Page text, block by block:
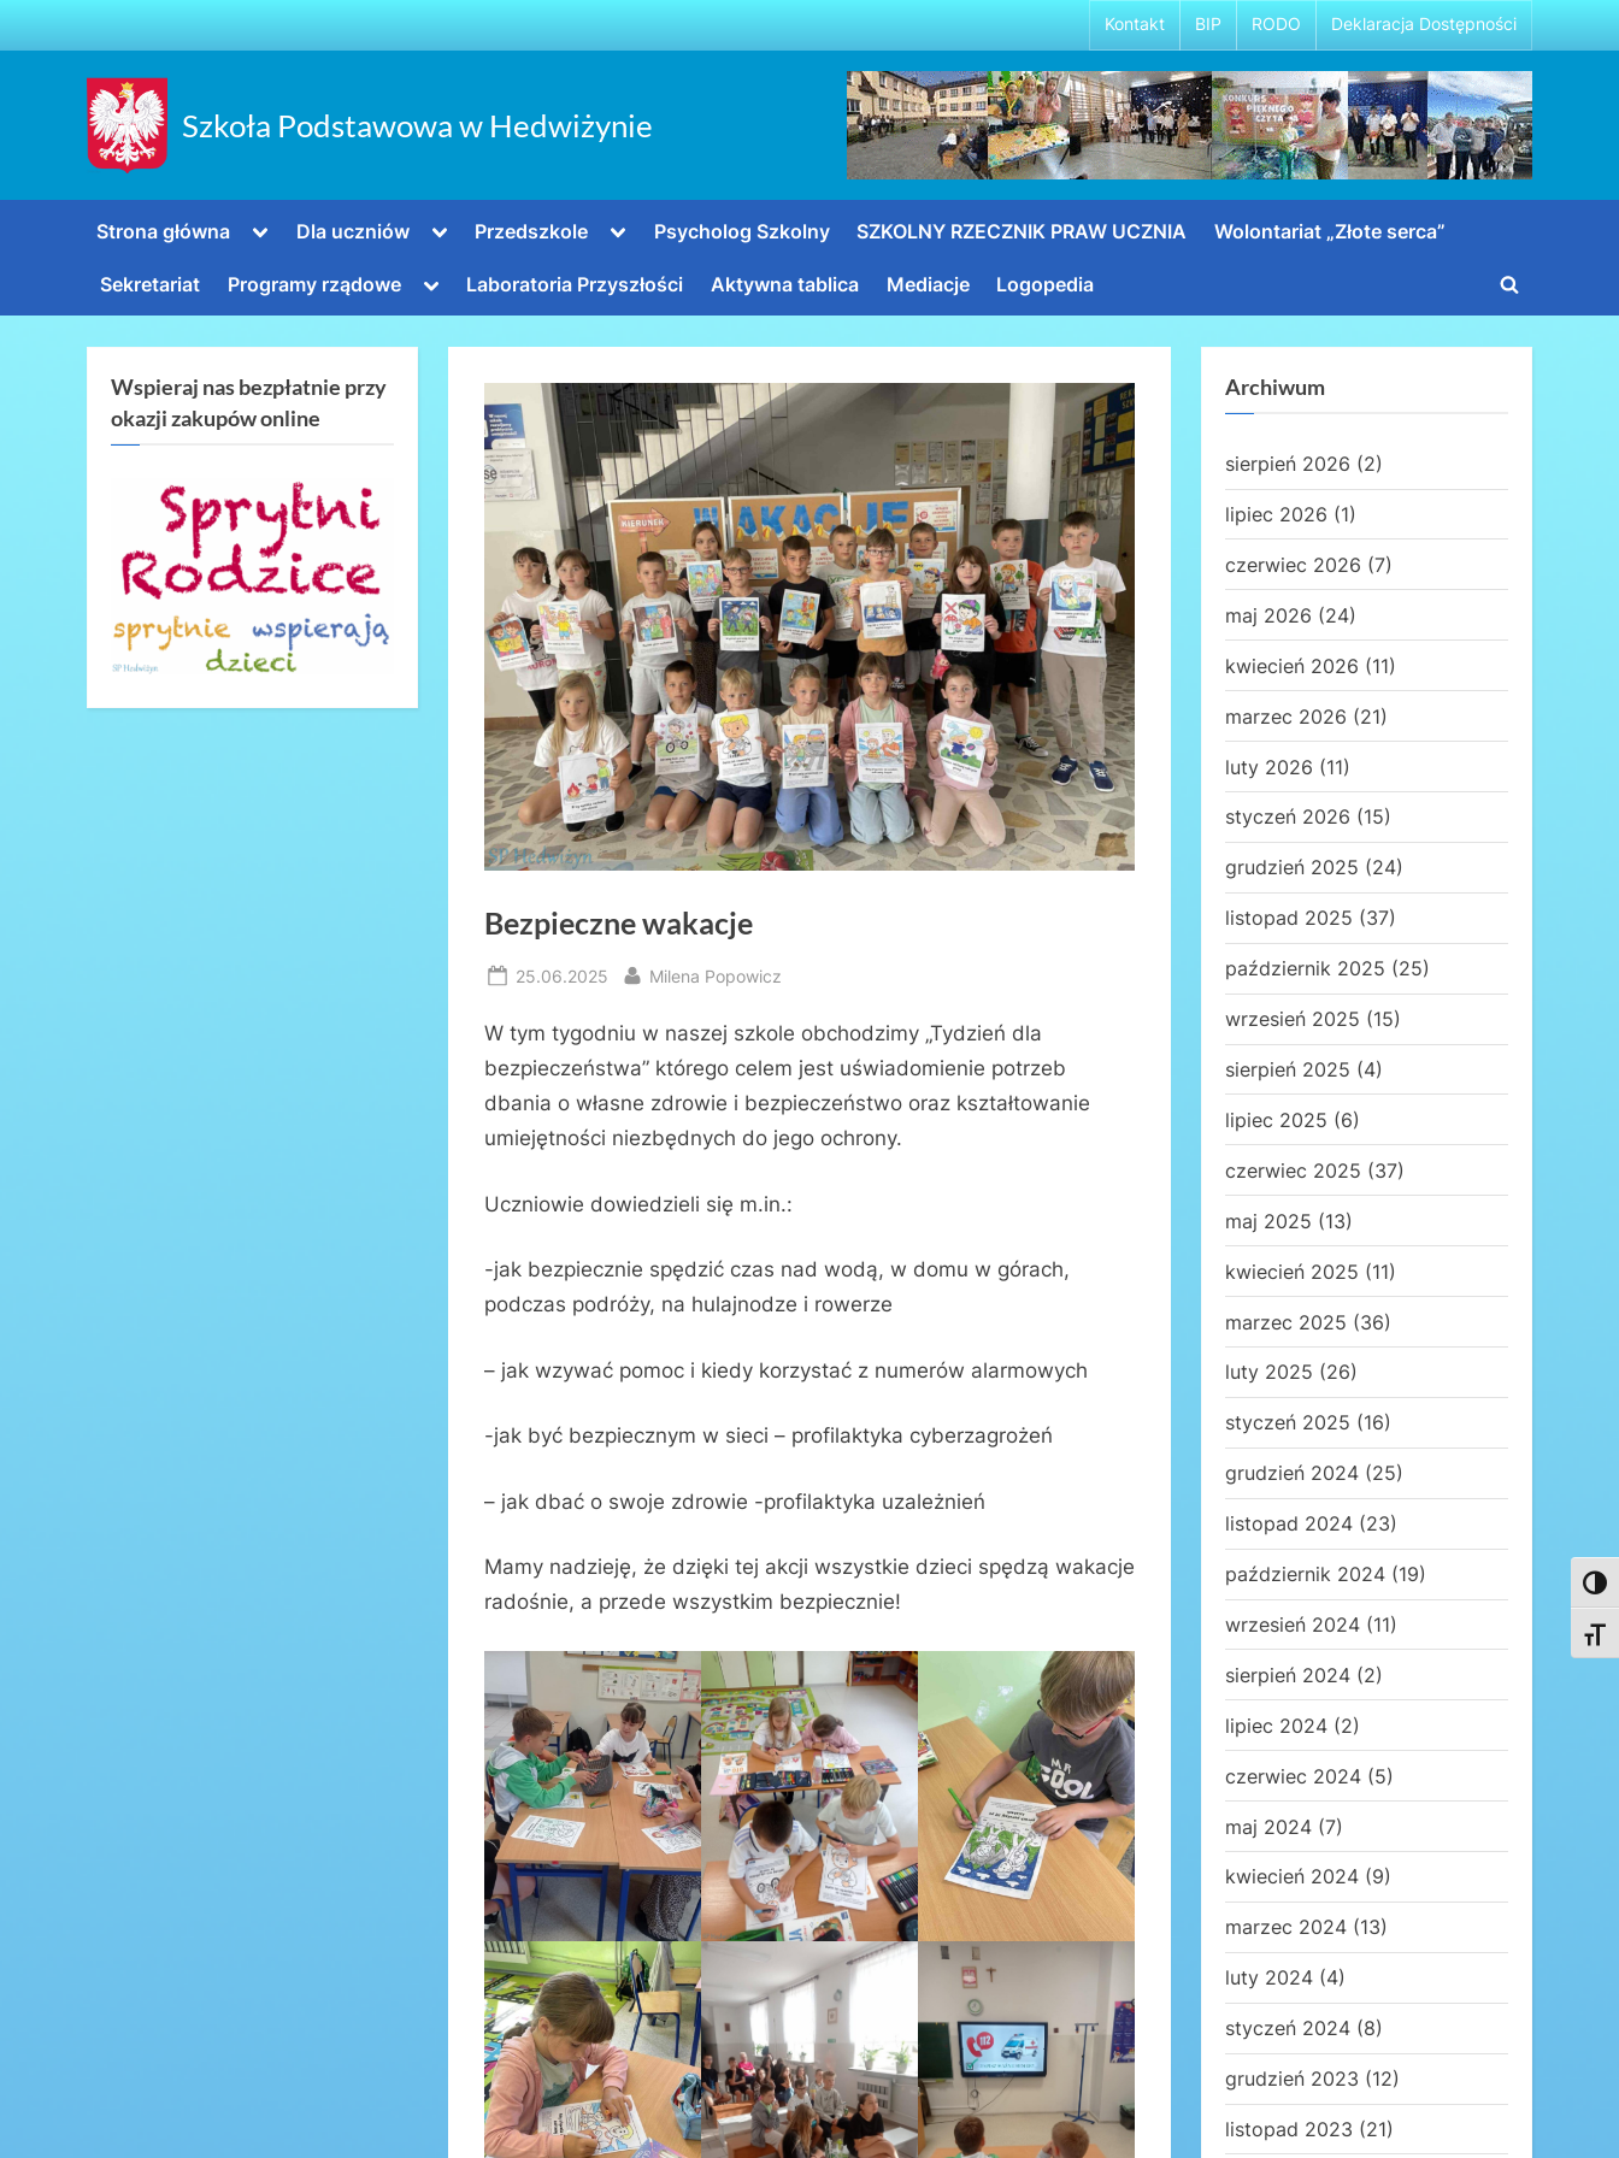
to
Kontakt BIP RODO Deklaracja Dostępności
Szkoła Podstawowa w Hedwiżynie
Strona główna
ToggleDla uczniów
TogglePrzedszkole
TogglePsycholog Szkolny SZKOLNY RZECZNIK PRAW UCZNIA Wolontariat „Złote serca”
Sekretariat Programy rządowe
Toggle
menu
Laboratoria Przyszłości Aktywna tablica Mediacje Logopedia
Toggle
Bezpieczne wakacje
Posted
25.06.2025 By
Milena Popowicz
W tym tygodniu w naszej szkole obchodzimy „Tydzień dla
bezpieczeństwa” którego celem jest uświadomienie potrzeb
dbania o własne zdrowie i bezpieczeństwo oraz kształtowanie
umiejętności niezbędnych do jego ochrony.
Uczniowie dowiedzieli się m.in.:
-jak bezpiecznie spędzić czas nad wodą, w domu w górach,
podczas podróży, na hulajnodze i rowerze
– jak wzywać pomoc i kiedy korzystać z numerów alarmowych
-jak być bezpiecznym w sieci – profilaktyka cyberzagrożeń
– jak dbać o swoje zdrowie -profilaktyka uzależnień
Mamy nadzieję, że dzięki tej akcji wszystkie dzieci spędzą wakacje
radośnie, a przede wszystkim bezpiecznie!
Wspieraj nas bezpłatnie przy
okazji zakupów online
Archiwum
sierpień 2026 (2)
lipiec 2026 (1)
czerwiec 2026 (7)
maj 2026 (24)
kwiecień 2026 (11)
marzec 2026 (21)
luty 2026 (11)
styczeń 2026 (15)
grudzień 2025 (24)
listopad 2025 (37)
październik 2025 (25)
wrzesień 2025 (15)
sierpień 2025 (4)
lipiec 2025 (6)
czerwiec 2025 (37)
maj 2025 (13)
kwiecień 2025 (11)
marzec 2025 (36)
luty 2025 (26)
styczeń 2025 (16)
grudzień 2024 (25)
listopad 2024 (23)
październik 2024 (19)
wrzesień 2024 (11)
sierpień 2024 (2)
lipiec 2024 (2)
czerwiec 2024 (5)
maj 2024 (7)
kwiecień 2024 (9)
marzec 2024 (13)
luty 2024 (4)
styczeń 2024 (8)
grudzień 2023 (12)
listopad 2023 (21)